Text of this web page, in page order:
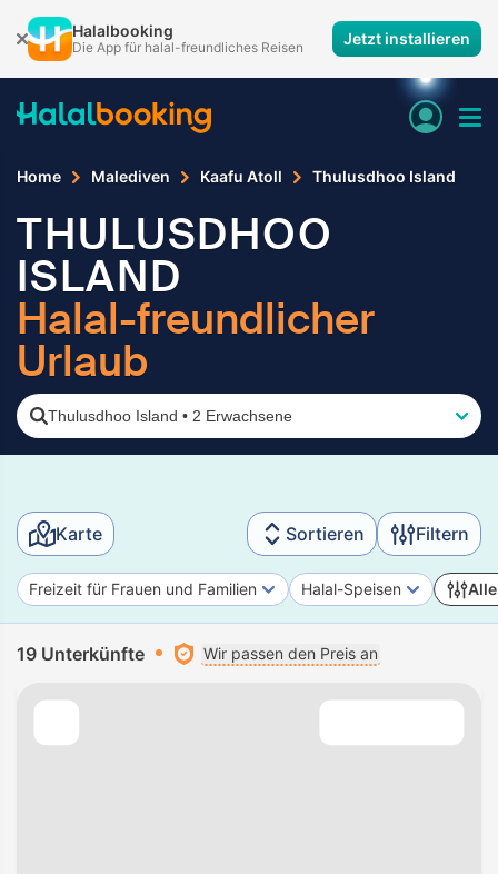
Halalbooking
Die App für halal-freundliches Reisen Jetzt installieren
Home Malediven Kaafu Atoll Thulusdhoo Island
THULUSDHOO
ISLAND
Halal-freundlicher
Urlaub
Thulusdhoo Island • 2 Erwachsene
Karte Sortieren Filtern
Freizeit für Frauen und Familien Halal-Speisen
19 Unterkünfte Wir passen den Preis an